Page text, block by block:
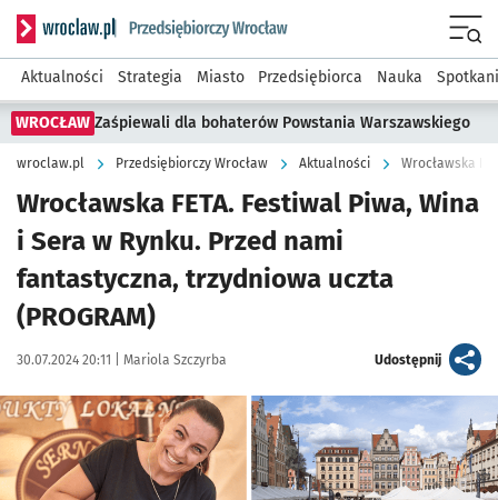
Serwis informacyjny wroclaw.pl podserwis: Strategia
Aktualności Strategia Miasto Przedsiębiorca Nauka
WROCŁAW Zaśpiewali dla bohaterów Powstania Warszawskiego
wroclaw.pl Przedsiębiorczy Wrocław Aktualności Wrocławska
Wrocławska FETA. Festiwal Piwa, Wina
i Sera w Rynku. Przed nami
fantastyczna, trzydniowa uczta
(PROGRAM)
Data publikacji:
30.07.2024 20:11 | Autor:
Mariola Szczyrba Udostępnijartykuł
Kliknij, aby zobaczyć galerię